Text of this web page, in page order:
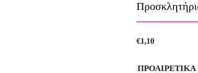
€1,10
ΠΡΟΑΙΡΕΤΙΚΑ